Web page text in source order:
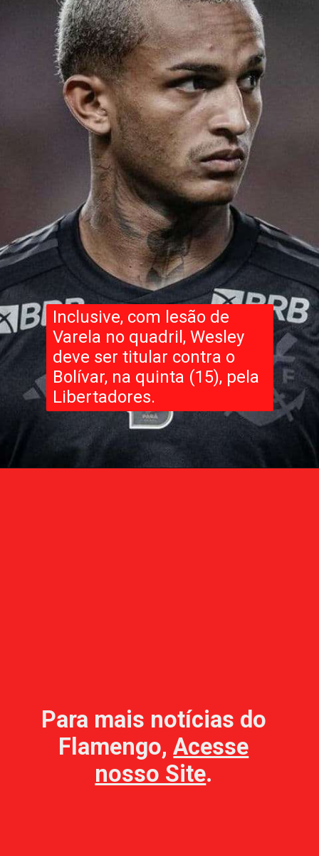
Inclusive, com lesão de
Varela no quadril, Wesley
deve ser titular contra o
Bolívar, na quinta (15), pela
Libertadores.
Para mais notícias do
Flamengo,Acesse
nosso Site.